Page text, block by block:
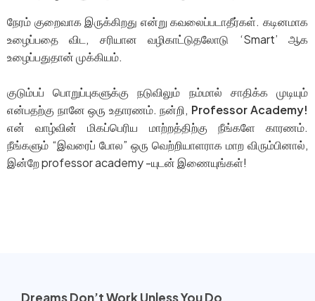
நேரம் குறைவாக இருக்கிறது என்று கவலைப்படாதீர்கள். கடினமாக
உழைப்பதை விட, சரியான வழிகாட்டுதலோடு ‘Smart’ ஆக
உழைப்பதுதான் முக்கியம்.
குடும்பப் பொறுப்புகளுக்கு நடுவிலும் நம்மால் சாதிக்க முடியும்
என்பதற்கு நானே ஒரு உதாரணம். நன்றி, Professor Academy!
என் வாழ்வின் மிகப்பெரிய மாற்றத்திற்கு நீங்களே காரணம்.
நீங்களும் “இவரைப் போல” ஒரு வெற்றியாளராக மாற விரும்பினால்,
இன்றே professor academy -யுடன் இணையுங்கள்!
Dreams Don’t Work Unless You Do